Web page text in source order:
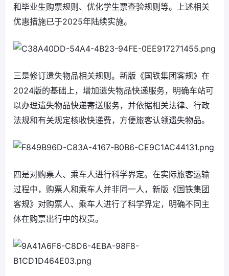
和毕业生购票规则、优化学生票查验规则等。上述相关
优惠措施已于2025年陆续实施。
三是修订遗失物品相关规则。新版《国铁集团客规》在
2024版的基础上，增加遗失物品快递服务，明确车站可
以办理遗失物品快递寄送服务，并依据相关法律、行政
法规和有关规定核收快递费，方便旅客认领遗失物品。
四是对购票人、乘车人进行科学界定。在实际旅客运输
过程中，购票人和乘车人并非同一人，新版《国铁集团
客规》对购票人、乘车人进行了科学界定，明确不同主
体在购票出行中的权责。